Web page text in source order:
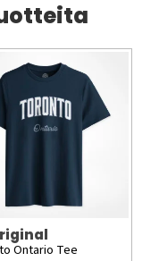
Ontario Tee